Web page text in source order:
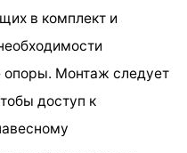
в комплект и
опоры. Монтаж следует
доступ к